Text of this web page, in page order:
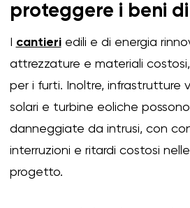
proteggere i beni
cantieri edili e di energia
attrezzature e materiali
per i furti. Inoltre, infrastrutture
solari e turbine eoliche
danneggiate da intrusi, con
interruzioni e ritardi costosi
progetto.